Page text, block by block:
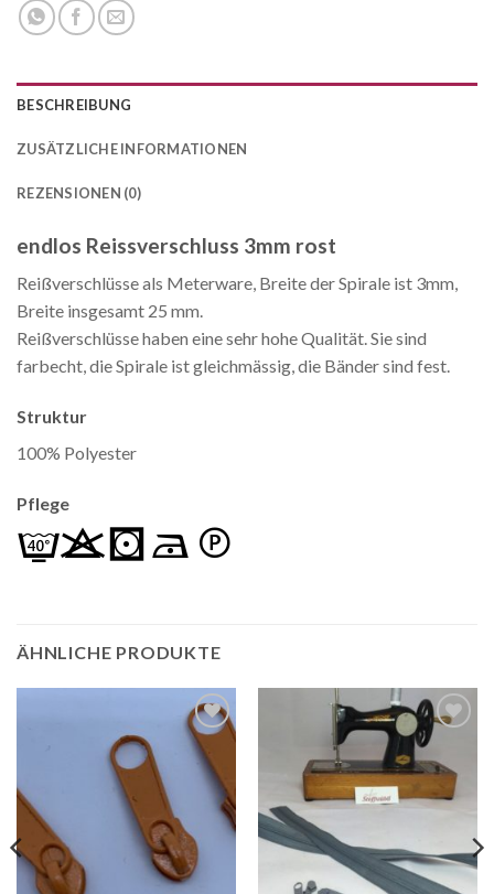
BESCHREIBUNG
ZUSÄTZLICHE INFORMATIONEN
REZENSIONEN (0)
endlos Reissverschluss 3mm rost
Reißverschlüsse als Meterware, Breite der Spirale ist 3mm,
Breite insgesamt 25 mm.
Reißverschlüsse haben eine sehr hohe Qualität. Sie sind
farbecht, die Spirale ist gleichmässig, die Bänder sind fest.
Struktur
100% Polyester
Pflege
ÄHNLICHE PRODUKTE